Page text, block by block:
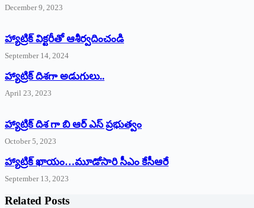
December 9, 2023
హ్యాట్రిక్‌ ‌విక్టరీతో ఆశీర్వదించండి
September 14, 2024
‌హ్యాట్రిక్‌ ‌దిశగా అడుగులు..
April 23, 2023
హ్యాట్రిక్ దిశ గా బి ఆర్ ఎస్ ప్రభుత్వం
October 5, 2023
హ్యాట్రిక్‌ ‌ఖాయం…మూడోసారి సీఎం కేసీఆరే
September 13, 2023
Related Posts